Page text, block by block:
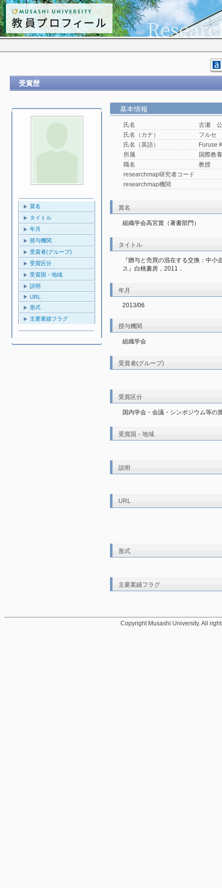
受賞歴
賞名
タイトル
年月
授与機関
受賞者(グループ)
受賞区分
受賞国・地域
説明
URL
形式
主要業績フラグ
基本情報
氏名
古瀬
氏名（カナ）
フルセ
氏名（英語）
Furuse
所属
国際教
職名
教授
researchmap研究者コード
researchmap機関
賞名
組織学会高宮賞（著書部門）
タイトル
『贈与と売買の混在する交換：中
ス』白桃書房，2011．
年月
2013/06
授与機関
組織学会
受賞者(グループ)
受賞区分
国内学会・会議・シンポジウム等の
受賞国・地域
説明
URL
形式
主要業績フラグ